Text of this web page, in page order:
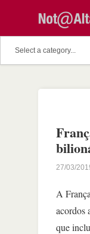
27/03/
A
acordos
que